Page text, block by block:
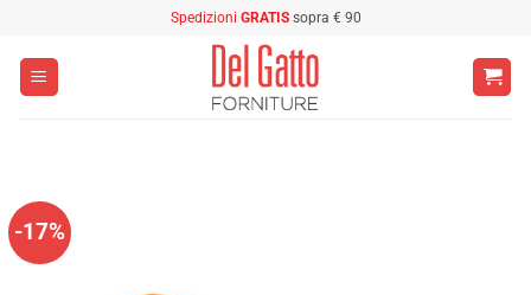
contenuti
Spedizioni GRATISsopra € 90
-17%